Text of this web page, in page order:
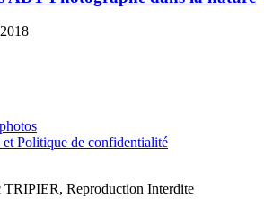
Politique de confidentialité
Reproduction Interdite